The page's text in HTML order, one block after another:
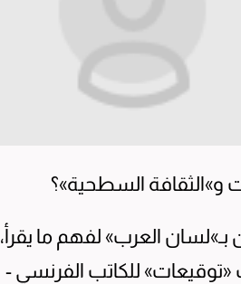
و»الثقافة السطحية»؟
العرب» لفهم ما يقرأ،
للكاتب الفرنسي -